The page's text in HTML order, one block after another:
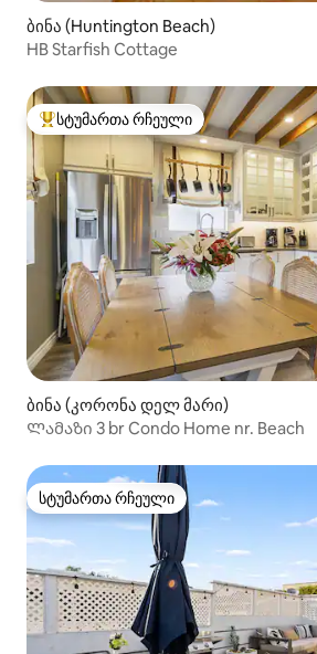
ბინა (Huntington Beach)
HB Starfish Cottage
სტუმართა რჩეული მოწინავე ვარიანტი
სტუმართა რჩეული
ბინა (კორონა დელ მარი)
Ლამაზი 3 br Condo Home nr. Beach
სტუმართა რჩეული
სტუმართა რჩეული